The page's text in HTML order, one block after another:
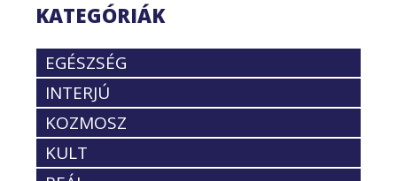
KATEGÓRIÁK
EGÉSZSÉG
INTERJÚ
KOZMOSZ
KULT